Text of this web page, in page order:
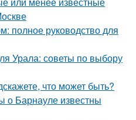
полное руководство для
Урала: советы по выбору
что может быть?
о Барнауле известны